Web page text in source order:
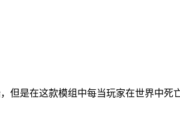
是在这款模组中每当玩家在世界中死